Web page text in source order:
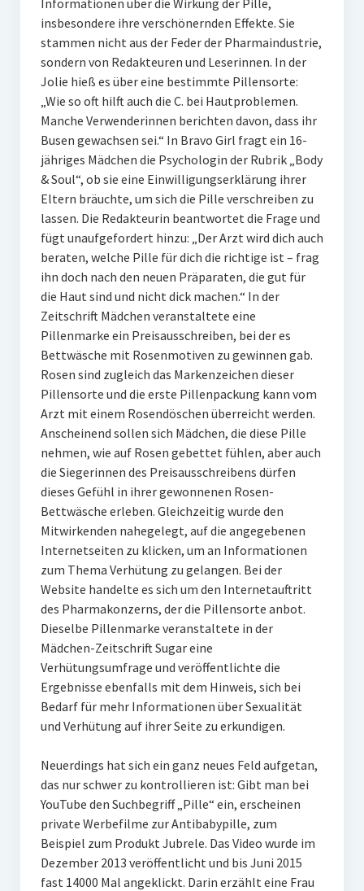
Informationen über die Wirkung der Pille,
insbesondere ihre verschönernden Effekte. Sie
stammen nicht aus der Feder der Pharmaindustrie,
sondern von Redakteuren und Leserinnen. In der
Jolie hieß es über eine bestimmte Pillensorte:
„Wie so oft hilft auch die C. bei Hautproblemen.
Manche Verwenderinnen berichten davon, dass ihr
Busen gewachsen sei.“ In Bravo Girl fragt ein 16-
jähriges Mädchen die Psychologin der Rubrik „Body
& Soul“, ob sie eine Einwilligungserklärung ihrer
Eltern bräuchte, um sich die Pille verschreiben zu
lassen. Die Redakteurin beantwortet die Frage und
fügt unaufgefordert hinzu: „Der Arzt wird dich auch
beraten, welche Pille für dich die richtige ist – frag
ihn doch nach den neuen Präparaten, die gut für
die Haut sind und nicht dick machen.“ In der
Zeitschrift Mädchen veranstaltete eine
Pillenmarke ein Preisausschreiben, bei der es
Bettwäsche mit Rosenmotiven zu gewinnen gab.
Rosen sind zugleich das Markenzeichen dieser
Pillensorte und die erste Pillenpackung kann vom
Arzt mit einem Rosendöschen überreicht werden.
Anscheinend sollen sich Mädchen, die diese Pille
nehmen, wie auf Rosen gebettet fühlen, aber auch
die Siegerinnen des Preisausschreibens dürfen
dieses Gefühl in ihrer gewonnenen Rosen-
Bettwäsche erleben. Gleichzeitig wurde den
Mitwirkenden nahegelegt, auf die angegebenen
Internetseiten zu klicken, um an Informationen
zum Thema Verhütung zu gelangen. Bei der
Website handelte es sich um den Internetauftritt
des Pharmakonzerns, der die Pillensorte anbot.
Dieselbe Pillenmarke veranstaltete in der
Mädchen-Zeitschrift Sugar eine
Verhütungsumfrage und veröffentlichte die
Ergebnisse ebenfalls mit dem Hinweis, sich bei
Bedarf für mehr Informationen über Sexualität
und Verhütung auf ihrer Seite zu erkundigen.
Neuerdings hat sich ein ganz neues Feld aufgetan,
das nur schwer zu kontrollieren ist: Gibt man bei
YouTube den Suchbegriff „Pille“ ein, erscheinen
private Werbefilme zur Antibabypille, zum
Beispiel zum Produkt Jubrele. Das Video wurde im
Dezember 2013 veröffentlicht und bis Juni 2015
fast 14000 Mal angeklickt. Darin erzählt eine Frau